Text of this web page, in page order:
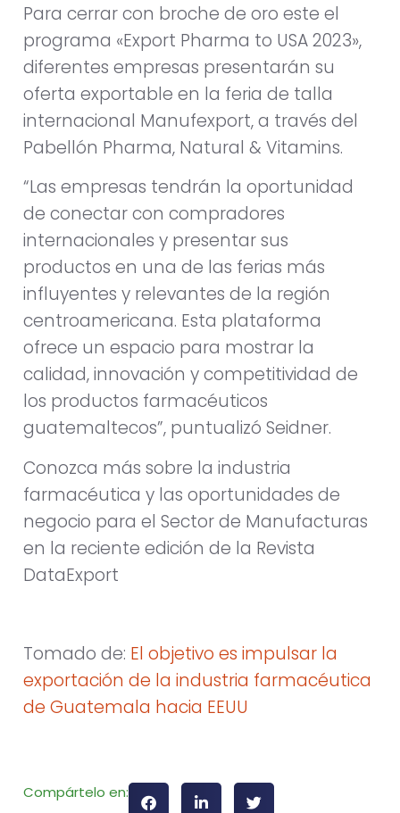
Para cerrar con broche de oro este el
programa «Export Pharma to USA 2023»,
diferentes empresas presentarán su
oferta exportable en la feria de talla
internacional Manufexport, a través del
Pabellón Pharma, Natural & Vitamins.
“Las empresas tendrán la oportunidad
de conectar con compradores
internacionales y presentar sus
productos en una de las ferias más
influyentes y relevantes de la región
centroamericana. Esta plataforma
ofrece un espacio para mostrar la
calidad, innovación y competitividad de
los productos farmacéuticos
guatemaltecos”, puntualizó Seidner.
Conozca más sobre la industria
farmacéutica y las oportunidades de
negocio para el Sector de Manufacturas
en la reciente edición de la Revista
DataExport
Tomado de: El objetivo es impulsar la
exportación de la industria farmacéutica
de Guatemala hacia EEUU
Compártelo en: